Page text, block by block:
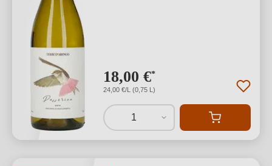
18,00 €*
24,00 €/L (0,75 L)
1